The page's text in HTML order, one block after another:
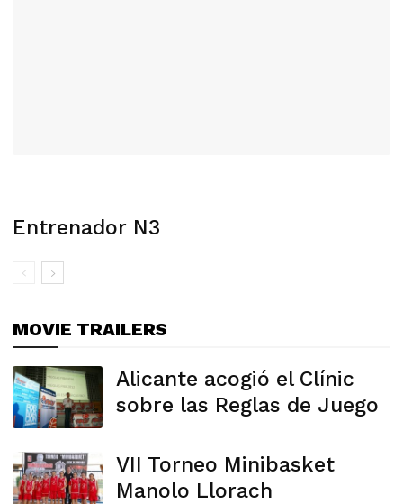
Entrenador N3
MOVIE TRAILERS
Alicante acogió el Clínic
sobre las Reglas de Juego
VII Torneo Minibasket
Manolo Llorach